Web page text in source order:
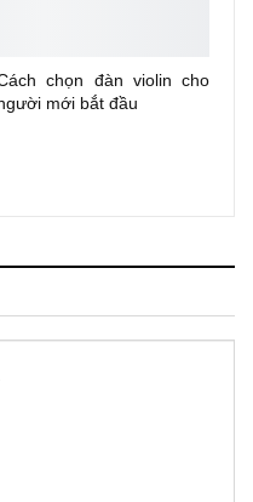
chọn đàn violin cho
mới bắt đầu